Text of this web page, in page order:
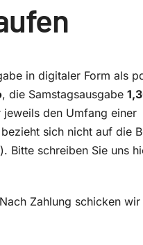
in digitaler Form als
, die Samstagsausgabe
den Umfang einer
sich nicht auf die
Bitte schreiben Sie uns
Zahlung schicken wir